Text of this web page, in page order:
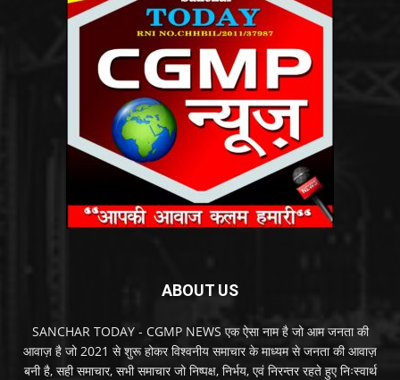
ABOUT US
SANCHAR TODAY - CGMP NEWS एक ऐसा नाम है जो आम जनता की
आवाज़ है जो 2021 से शुरू होकर विश्वनीय समाचार के माध्यम से जनता की आवाज़
बनी है, सही समाचार, सभी समाचार जो निष्पक्ष, निर्भय, एवं निरन्तर रहते हुए निःस्वार्थ